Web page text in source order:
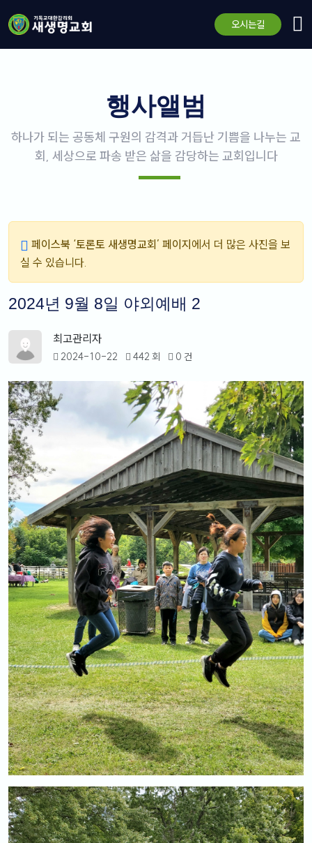
오시는길
행사앨범
하나가 되는 공동체 구원의 감격과 거듭난 기쁨을 나누는 교
회, 세상으로 파송 받은 삶을 감당하는 교회입니다
페이스북 ‘토론토 새생명교회’ 페이지 에서 더 많은 사진을 보
실 수 있습니다.
2024년 9월 8일 야외예배 2
최고관리자
2024-10-22 442 회 0 건